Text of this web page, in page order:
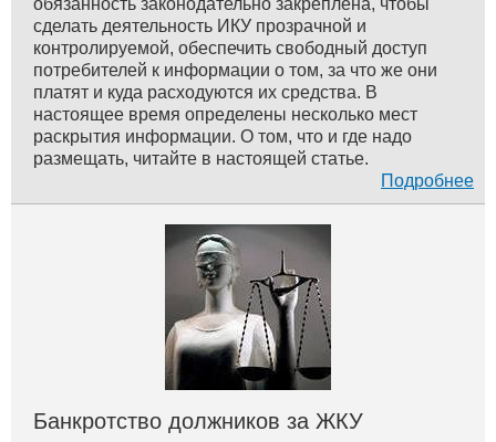
сделать деятельность ИКУ прозрачной и
контролируемой, обеспечить свободный доступ
потребителей к информации о том, за что же они
платят и куда расходуются их средства. В
настоящее время определены несколько мест
раскрытия информации. О том, что и где надо
размещать, читайте в настоящей статье.
Подробнее
Банкротство должников за ЖКУ